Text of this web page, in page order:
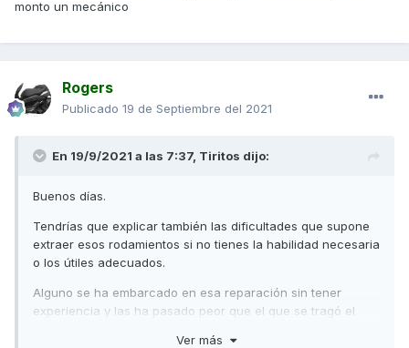
monto un mecánico
Rogers
Publicado 19 de Septiembre del 2021
En 19/9/2021 a las 7:37, Tiritos dijo:
Buenos días.
Tendrías que explicar también las dificultades que supone
extraer esos rodamientos si no tienes la habilidad necesaria
o los útiles adecuados.
Alguno se ha embarcado en esa reparación sin tener
experiencia y las ha pasado peor que el que se tragó el
Ver más